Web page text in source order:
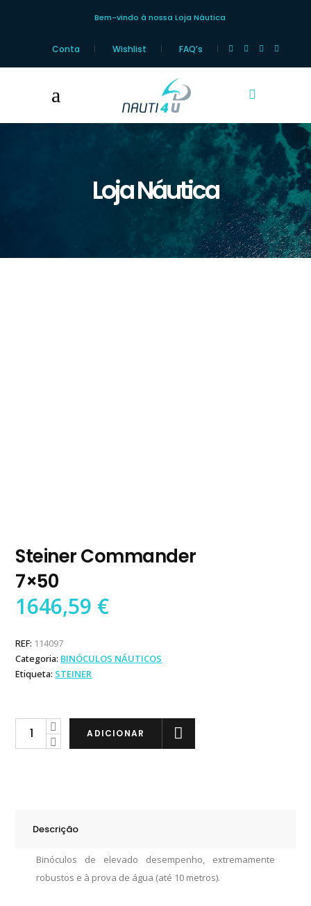
Bem-vindo à nossa Loja Náutica
Conta Wishlist FAQ’s
Loja Náutica
Steiner Commander
7×50
1646,59 €
REF: 114097
Categoria: BINÓCULOS NÁUTICOS
Etiqueta: STEINER
Steiner
Commander
ADICIONAR
Descrição
Binóculos de elevado desempenho, extremamente
robustos e à prova de água (até 10 metros).